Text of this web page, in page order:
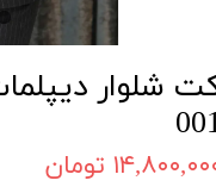
شلوار
تومان